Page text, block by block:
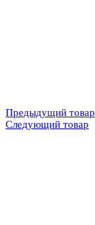
Предыдущий товар
Следующий товар